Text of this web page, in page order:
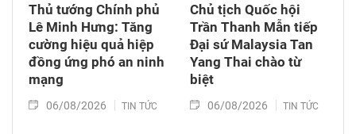
Thủ tướng Chính phủ
Lê Minh Hưng: Tăng
cường hiệu quả hiệp
đồng ứng phó an ninh
mạng
06/08/2026 TIN TỨC
Chủ tịch Quốc hội
Trần Thanh Mẫn tiếp
Đại sứ Malaysia Tan
Yang Thai chào từ
biệt
06/08/2026 TIN TỨC